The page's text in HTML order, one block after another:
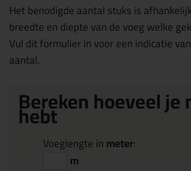
Het benodigde aantal stuks is
breedte en diepte van de voeg welke
Vul dit formulier in voor een indicatie
aantal.
Bereken hoeveel je
hebt
Voeglengte inmeter:
m